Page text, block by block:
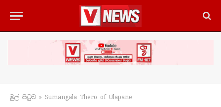
මුල් පිටු​ව » Sumangala Thero of Ulapane